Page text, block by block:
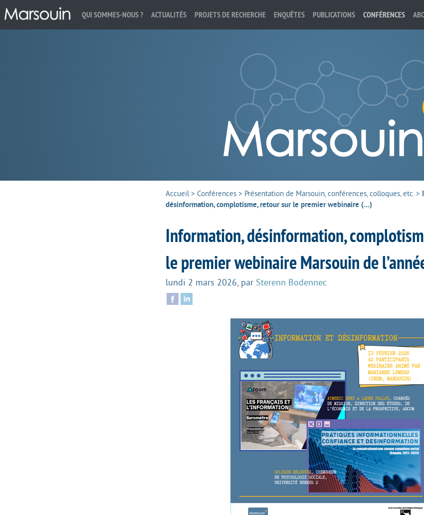
QUI SOMMES-NOUS ? ACTUALITÉS PROJETS DE RECHERCHE ENQUÊTES PUBLICATIONS CONFÉRENCES
Accueil> Conférences > Présentation de Marsouin, conférences, colloques, etc.>
désinformation, complotisme, retour sur le premier webinaire (…)
Information, désinformation,
le premier webinaire Marsouin de
lundi 2 mars 2026 par Sterenn Bodennec